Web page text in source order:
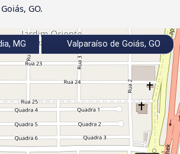
GO.
MG Valparaíso de Goiás, GO